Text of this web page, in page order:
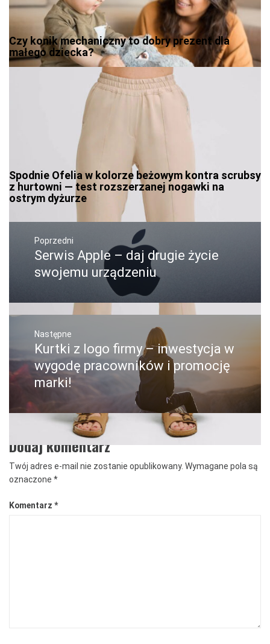
Czy konik mechaniczny to dobry prezent dla
małego dziecka?
Spodnie Ofelia w kolorze beżowym kontra scrubsy
z hurtowni — test rozszerzanej nogawki na
ostrym dyżurze
Nawigacja
wpisuPoprzedni
Poprzedni
Serwis Apple – daj drugie życie
swojemu urządzeniu
Następne
Następny
post:
Kurtki z logo firmy – inwestycja w
wygodę pracowników i promocję
marki!
Dodaj komentarz
Twój adres e-mail nie zostanie opublikowany. Wymagane pola są
oznaczone *
Komentarz *